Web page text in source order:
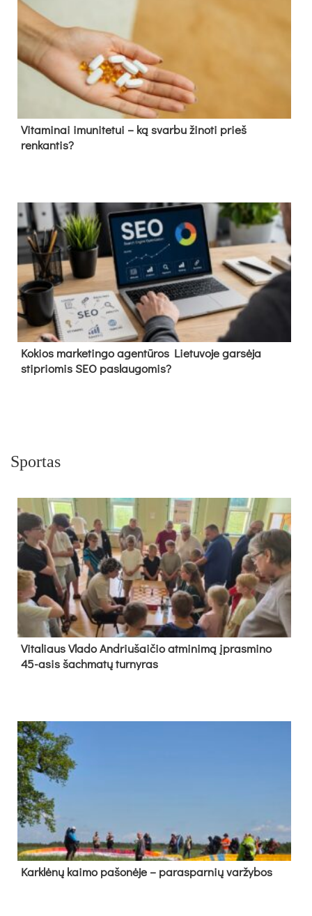
Vitaminai imunitetui – ką svarbu žinoti prieš
renkantis?
Kokios marketingo agentūros Lietuvoje garsėja
stipriomis SEO paslaugomis?
Sportas
Vi­ta­liaus Vla­do And­riu­šai­čio at­mi­ni­mą įpras­mi­no
45-asis šach­ma­tų tur­ny­ras
Kark­lė­nų kai­mo pa­šo­nė­je – pa­ras­par­nių var­žy­bos